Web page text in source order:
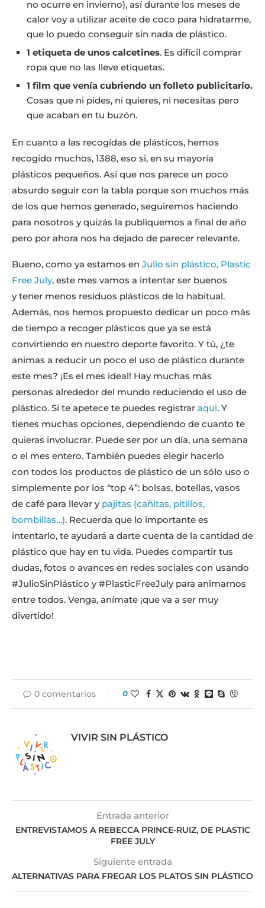
no ocurre en invierno), así durante los meses de
calor voy a utilizar aceite de coco para hidratarme,
que lo puedo conseguir sin nada de plástico.
1 etiqueta de unos calcetines. Es difícil comprar
ropa que no las lleve etiquetas.
1 film que venía cubriendo un folleto publicitario.
Cosas que ni pides, ni quieres, ni necesitas pero
que acaban en tu buzón.
En cuanto a las recogidas de plásticos, hemos
recogido muchos, 1388, eso si, en su mayoría
plásticos pequeños. Así que nos parece un poco
absurdo seguir con la tabla porque son muchos más
de los que hemos generado, seguiremos haciendo
para nosotros y quizás la publiquemos a final de año
pero por ahora nos ha dejado de parecer relevante.
Bueno, como ya estamos en Julio sin plástico, Plastic
Free July, este mes vamos a intentar ser buenos
y tener menos residuos plásticos de lo habitual.
Además, nos hemos propuesto dedicar un poco más
de tiempo a recoger plásticos que ya se está
convirtiendo en nuestro deporte favorito. Y tú, ¿te
animas a reducir un poco el uso de plástico durante
este mes? ¡Es el mes ideal! Hay muchas más
personas alrededor del mundo reduciendo el uso de
plástico. Si te apetece te puedes registrar aquí. Y
tienes muchas opciones, dependiendo de cuanto te
quieras involucrar. Puede ser por un día, una semana
o el mes entero. También puedes elegir hacerlo
con todos los productos de plástico de un sólo uso o
simplemente por los “top 4”: bolsas, botellas, vasos
de café para llevar y pajitas (cañitas, pitillos,
bombillas…). Recuerda que lo importante es
intentarlo, te ayudará a darte cuenta de la cantidad de
plástico que hay en tu vida. Puedes compartir tus
dudas, fotos o avances en redes sociales con usando
#JulioSinPlástico y #PlasticFreeJuly para animarnos
entre todos. Venga, anímate ¡que va a ser muy
divertido!
0 comentarios 0
VIVIR SIN PLÁSTICO
Entrada anterior
ENTREVISTAMOS A REBECCA PRINCE-RUIZ, DE PLASTIC
FREE JULY
Siguiente entrada
ALTERNATIVAS PARA FREGAR LOS PLATOS SIN PLÁSTICO